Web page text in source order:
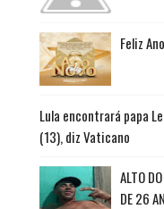
Feliz
Lula encontrará papa
(13), diz Vaticano
ALTO
DE 26